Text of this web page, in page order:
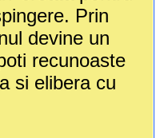
Prin
devine un
recunoaste
si elibera cu